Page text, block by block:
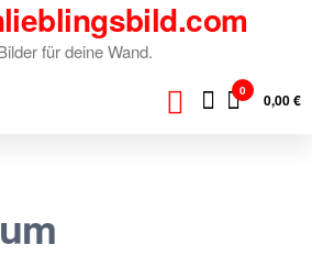
für deine Wand.
0 0,00 €